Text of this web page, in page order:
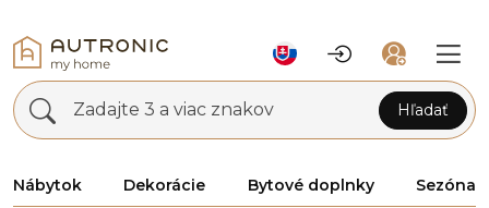
Zadajte 3 a viac znakov Hľadať
Nábytok Dekorácie Bytové doplnky Sezóna